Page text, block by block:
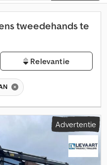
tweedehands te
Relevantie
Advertentie